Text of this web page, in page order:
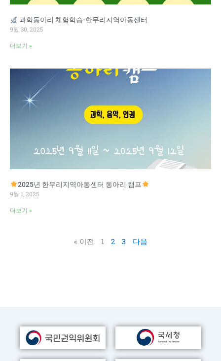
과학동아리 체험학습-한무리지역아동센터
9월 30, 2025
더보기 »
2025년 한무리지역아동센터 동아리 캠프
9월 1, 2025
더보기 »
« 이전 1 2 3 다음